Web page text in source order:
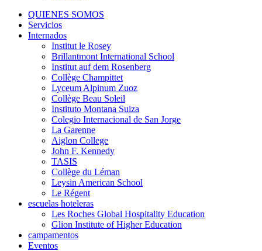
QUIENES SOMOS
Servicios
Internados
Institut le Rosey
Brillantmont International School
Institut auf dem Rosenberg
Collège Champittet
Lyceum Alpinum Zuoz
Collège Beau Soleil
Instituto Montana Suiza
Colegio Internacional de San Jorge
La Garenne
Aiglon College
John F. Kennedy
TASIS
Collège du Léman
Leysin American School
Le Régent
escuelas hoteleras
Les Roches Global Hospitality Education
Glion Institute of Higher Education
campamentos
Eventos